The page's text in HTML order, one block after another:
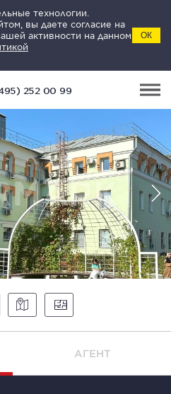
технологии.
вы даете согласие на
активности на данном
ОК
252 00 99
АГЕНТ